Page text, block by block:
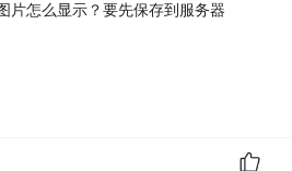
片怎么显示？要先保存到服务器